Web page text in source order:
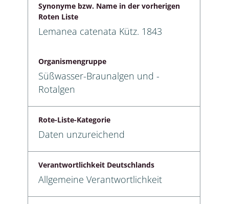
Synonyme bzw. Name in der vorherigen
Roten Liste
Lemanea catenata Kütz. 1843
Organismengruppe
Süßwasser-Braunalgen und -
Rotalgen
Rote-Liste-Kategorie
Daten unzureichend
Verantwortlichkeit Deutschlands
Allgemeine Verantwortlichkeit